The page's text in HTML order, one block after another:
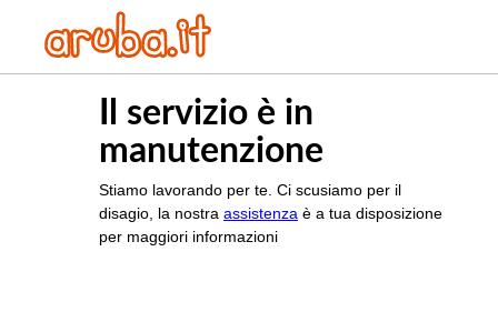
Il servizio è in
manutenzione
Stiamo lavorando per te. Ci scusiamo per il
disagio, la nostra assistenza è a tua disposizione
per maggiori informazioni